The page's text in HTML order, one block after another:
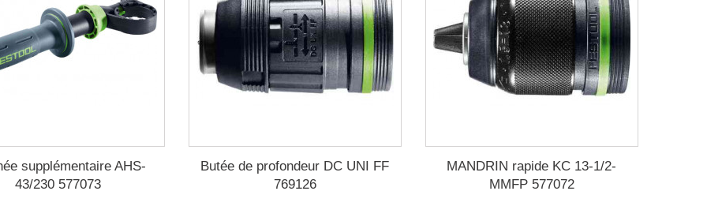
supplémentaire AHS-
43/230 577073
Butée de profondeur DC UNI FF
769126
MANDRIN rapide KC 13-1/2-
MMFP 577072